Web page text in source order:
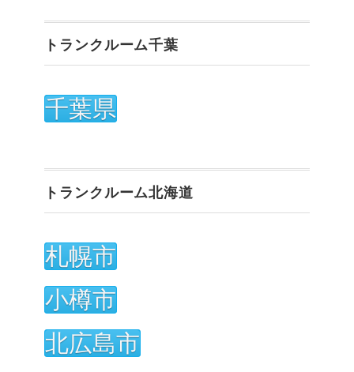
トランクルーム千葉
千葉県
トランクルーム北海道
札幌市
小樽市
北広島市